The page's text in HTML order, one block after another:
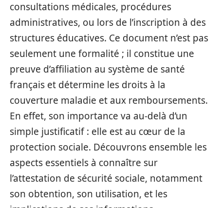
consultations médicales, procédures
administratives, ou lors de l’inscription à des
structures éducatives. Ce document n’est pas
seulement une formalité ; il constitue une
preuve d’affiliation au système de santé
français et détermine les droits à la
couverture maladie et aux remboursements.
En effet, son importance va au-delà d’un
simple justificatif : elle est au cœur de la
protection sociale. Découvrons ensemble les
aspects essentiels à connaître sur
l’attestation de sécurité sociale, notamment
son obtention, son utilisation, et les